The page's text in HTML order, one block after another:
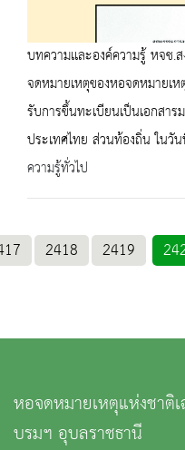
บทความเเละองค์ความรู้ หจช
จดหมายเหตุของหอจดหมายเ
รับการขึ้นทะเบียนเป็นเอกสาร
ประเทศไทย ส่วนท้องถิ่น ใน
ความรู้ทั่วไป
2418 2419
หอจดหมายเหตุแห่งชาติ
บรมฯ อุบลราชธานี